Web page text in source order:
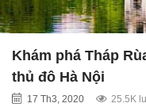
Khám phá Tháp
thủ đô Hà Nội
17 Th3, 2020 25.5K